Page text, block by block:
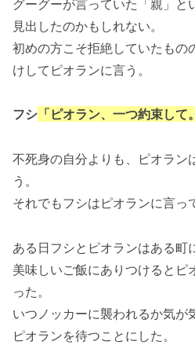
グーグーが言っていた「親」と
見出したのかもしれない。
初めの方こそ拒絶していたもの
けしてピオランに言う。
フシ 「ピオラン、一つ約束して
不死身の自分よりも、ピオラン
う。
それでもフシはピオランに言っ
ある日フシとピオランはある町
美味しいご飯にありつけるとピ
った。
いつノッカーに襲われるか気が
ピオランを待つことにした。